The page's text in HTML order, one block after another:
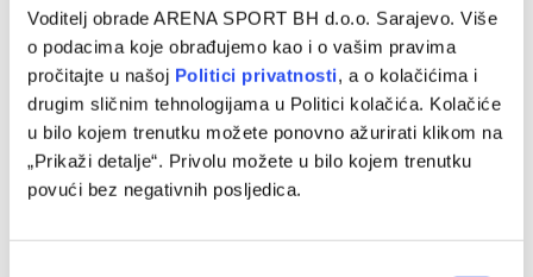
Voditelj obrade ARENA SPORT BH d.o.o. Sarajevo. Više
o podacima koje obrađujemo kao i o vašim pravima
pročitajte u našoj Politici privatnosti, a o kolačićima i
drugim sličnim tehnologijama u Politici kolačića. Kolačiće
u bilo kojem trenutku možete ponovno ažurirati klikom na
„Prikaži detalje“. Privolu možete u bilo kojem trenutku
povući bez negativnih posljedica.
Nakon Muharemovića i Wilsona: Leeds doveo treće
pojačanje i oborio rekord
07/08/2026